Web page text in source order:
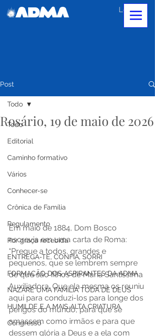
Login
Post
Todo
Editorial
Caminho formativo
Vários
Conhecer-se
Crônica de Família
Regulamento
Por graça recebida
ENTREGA-TE, CONFIA, SORRI
FORMAÇÃO DOS ASPIRANTES DA ADMA
NAZARÉ UMA FAMÍLIA TODA DE DEUS
HUMILDE E A MAIS ALTA CRIATURA
Congresso
Todo
Rosário, 19 de maio de 2026
Em maio de 1884, Dom Bosco
escrevia em uma carta de Roma:
“Pregue a todos, grandes e
pequenos, que se lembrem sempre
de que são filhos de Maria Santíssima
Auxiliadora. Que ela mesma os reuniu
aqui para conduzi-los para longe dos
perigos do mundo, para que se
amassem como irmãos e para que
dessem glória a Deus e a ela com